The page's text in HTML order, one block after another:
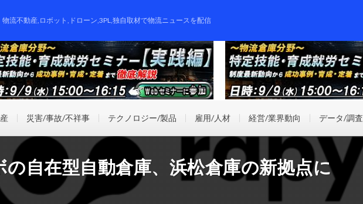
物流不動産,ロボット,ドローン,3PL,独自取材で物流ニュースを配信
災害/事故/不祥事 テクノロジー/製品 雇用/人材 経営/業界動向 データ/調査
の自在型自動倉庫、浜松倉庫の新拠点に